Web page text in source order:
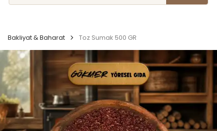
Bakliyat & Baharat Toz Sumak 500 GR